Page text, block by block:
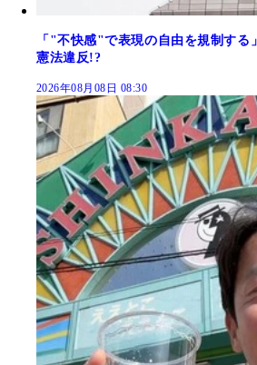
「"不快感"で表現の自由を規制する
憲法違反!?
2026年08月08日 08:30